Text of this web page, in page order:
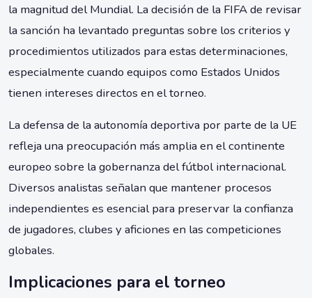
la magnitud del Mundial. La decisión de la FIFA de revisar
la sanción ha levantado preguntas sobre los criterios y
procedimientos utilizados para estas determinaciones,
especialmente cuando equipos como Estados Unidos
tienen intereses directos en el torneo.
La defensa de la autonomía deportiva por parte de la UE
refleja una preocupación más amplia en el continente
europeo sobre la gobernanza del fútbol internacional.
Diversos analistas señalan que mantener procesos
independientes es esencial para preservar la confianza
de jugadores, clubes y aficiones en las competiciones
globales.
Implicaciones para el torneo